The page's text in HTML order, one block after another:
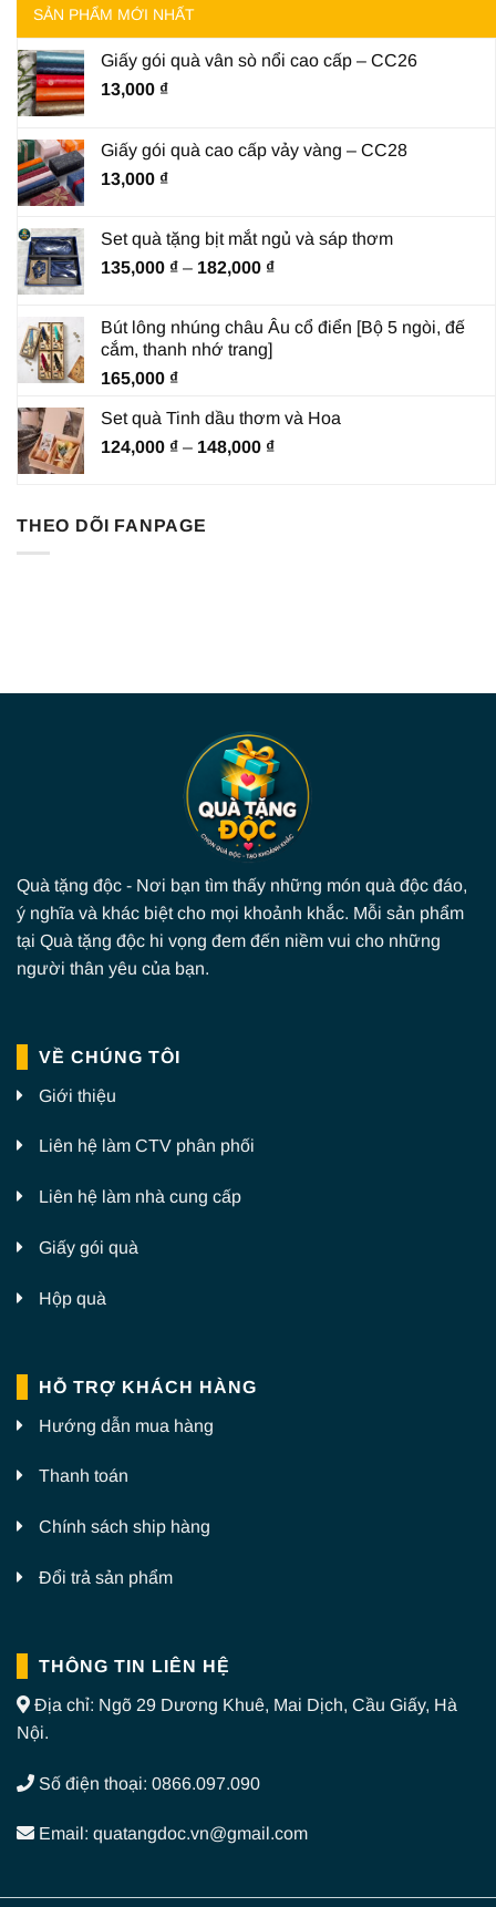
SẢN PHẨM MỚI NHẤT
Giấy gói quà vân sò nổi cao cấp – CC26
13,000 ₫
Giấy gói quà cao cấp vảy vàng – CC28
13,000 ₫
Set quà tặng bịt mắt ngủ và sáp thơm
135,000 ₫ – 182,000 ₫Khoảng
135,000 ₫
Bút lông nhúng châu Âu cổ điển [Bộ 5 ngòi, đế
cắm, thanh nhớ trang]
165,000 ₫
Set quà Tinh dầu thơm và Hoa
124,000 ₫ – 148,000 ₫Khoảng
THEO DÕI FANPAGE
Quà tặng độc - Nơi bạn tìm thấy những món quà độc đáo,
ý nghĩa và khác biệt cho mọi khoảnh khắc. Mỗi sản phẩm
tại Quà tặng độc hi vọng đem đến niềm vui cho những
người thân yêu của bạn.
VỀ CHÚNG TÔI
Giới thiệu
Liên hệ làm CTV phân phối
Liên hệ làm nhà cung cấp
Giấy gói quà
Hộp quà
HỖ TRỢ KHÁCH HÀNG
Hướng dẫn mua hàng
Thanh toán
Chính sách ship hàng
Đổi trả sản phẩm
THÔNG TIN LIÊN HỆ
Địa chỉ: Ngõ 29 Dương Khuê, Mai Dịch, Cầu Giấy, Hà
Nội.
Số điện thoại: 0866.097.090
Email: quatangdoc.vn@gmail.com